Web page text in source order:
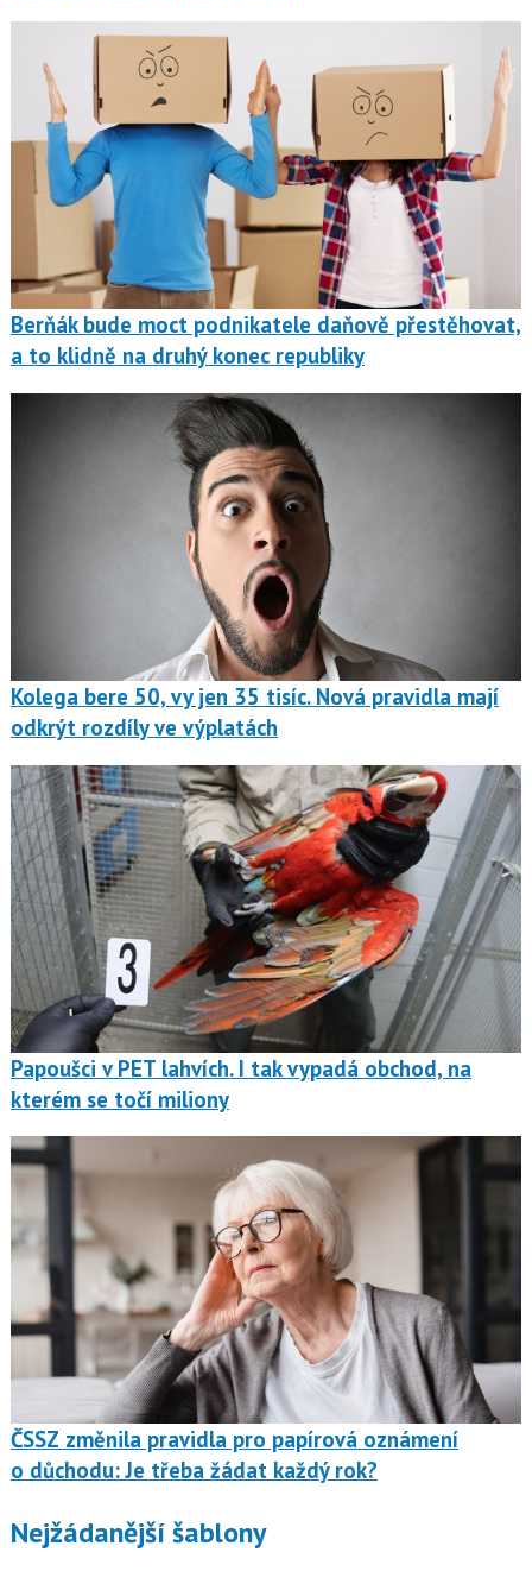
Berňák bude moct podnikatele daňově přestěhovat,
a to klidně na druhý konec republiky
Kolega bere 50, vy jen 35 tisíc. Nová pravidla mají
odkrýt rozdíly ve výplatách
Papoušci v PET lahvích. I tak vypadá obchod, na
kterém se točí miliony
ČSSZ změnila pravidla pro papírová oznámení
o důchodu: Je třeba žádat každý rok?
Nejžádanější šablony